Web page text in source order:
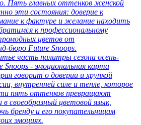
Пять главных оттенков женской
эти состояния: доверие к
к фактуре и желание находить
к профессиональному
цветов от
бюро Future Snoops.
часть палитры сезона осень-
Snoops - эмоциональная карта
говорит о доверии и хрупкой
внутренней силе и тепле, которое
пять оттенков превращают
в своеобразный цветовой язык,
бренду и его покупательницам
эмоциях.